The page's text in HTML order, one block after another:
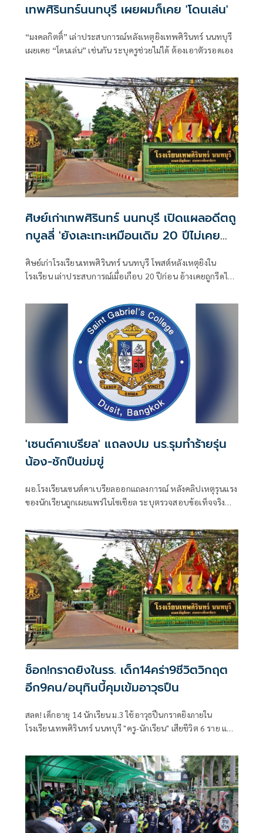
เทพศิรินทร์นนทบุรี เผยผมก็เคย 'โดนเล่น'
“มงคลกิตติ์” เล่าประสบการณ์หลังเหตุยิงเทพศิรินทร์ นนทบุรี
เผยเคย “โดนเล่น” เช่นกัน ระบุครูช่วยไม่ได้ ต้องเอาตัวรอดเอง
ศิษย์เก่าเทพศิรินทร์ นนทบุรี เปิดแผลอดีตถู
กบูลลี่ 'ยังเละเทะเหมือนเดิม 20 ปีไม่เคย
ศิษย์เก่าโรงเรียนเทพศิรินทร์ นนทบุรี โพสต์หลังเหตุยิงใน
โรงเรียน เล่าประสบการณ์เมื่อเกือบ 20 ปีก่อน อ้างเคยถูกรีดไถ
เหลือแต่ไม่
'เซนต์คาเบรียล' แถลงปม นร.รุมทำร้ายรุ่น
น้อง-ชักปืนข่มขู่
ผอ.โรงเรียนเซนต์คาเบรียลออกแถลงการณ์ หลังคลิปเหตุรุนแรง
ของนักเรียนถูกเผยแพร่ในโซเชียล ระบุตรวจสอบข้อเท็จจริง
ช็อก!กราดยิงในรร. เด็ก14คร่า9ชีวิตวิกฤต
อีก9คน/อนุทินบี้คุมเข้มอาวุธปืน
สลด! เด็กอายุ 14 นักเรียน ม.3 ใช้อาวุธปืนกราดยิงภายใน
โรงเรียนเทพศิรินทร์ นนทบุรี "ครู-นักเรียน" เสียชีวิต 6 ราย และ